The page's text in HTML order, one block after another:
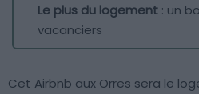
Le plus du logement : un
vacanciers
Cet Airbnb aux Orres sera le